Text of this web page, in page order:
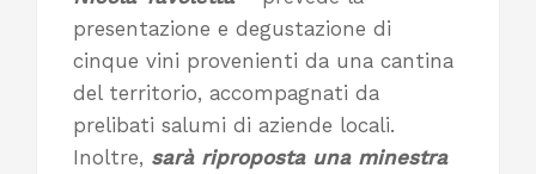
presentazione e degustazione di
cinque vini provenienti da una cantina
del territorio, accompagnati da
prelibati salumi di aziende locali.
Inoltre, sarà riproposta una minestra